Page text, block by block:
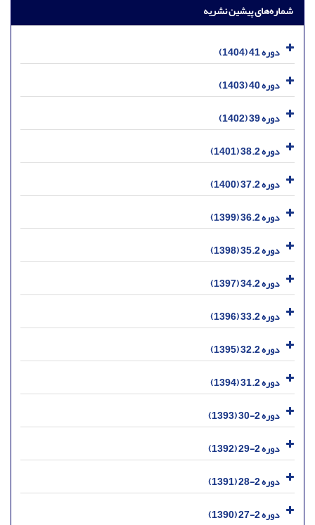
شماره‌های پیشین نشریه
دوره 41 (1404)
دوره 40 (1403)
دوره 39 (1402)
دوره 38.2 (1401)
دوره 37.2 (1400)
دوره 36.2 (1399)
دوره 35.2 (1398)
دوره 34.2 (1397)
دوره 33.2 (1396)
دوره 32.2 (1395)
دوره 31.2 (1394)
دوره 2-30 (1393)
دوره 2-29 (1392)
دوره 2-28 (1391)
دوره 2-27 (1390)